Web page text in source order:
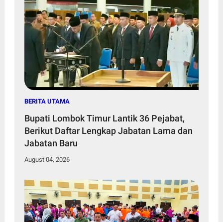
BERITA UTAMA
Bupati Lombok Timur Lantik 36 Pejabat,
Berikut Daftar Lengkap Jabatan Lama dan
Jabatan Baru
August 04, 2026